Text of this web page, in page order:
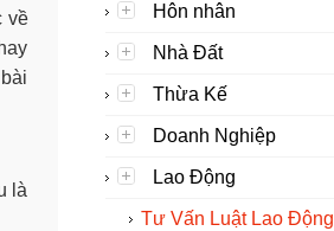
về
là
Hôn nhân
Nhà Đất
Thừa Kế
Doanh Nghiệp
Lao Động
Tư Vấn Luật Lao Động